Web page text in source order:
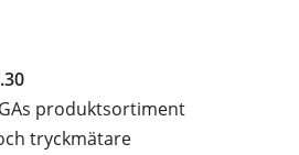
produktsortiment
tryckmätare